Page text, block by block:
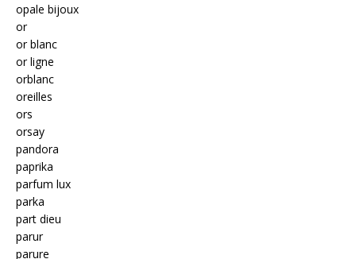
opale bijoux
or
or blanc
or ligne
orblanc
oreilles
ors
orsay
pandora
paprika
parfum lux
parka
part dieu
parur
parure